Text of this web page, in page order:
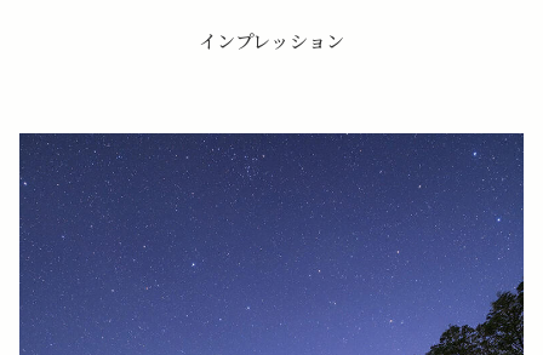
インプレッション